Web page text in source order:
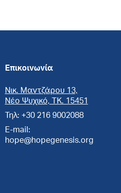
Επικοινωνία
Νικ. Μαντζάρου 13,
Νέο Ψυχικό, ΤΚ. 15451
Τηλ: +30 216 9002088
E-mail:
hope@hopegenesis.org